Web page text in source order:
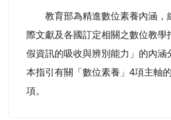
教育部為精進數位素養內涵，
際文獻及各國訂定相關之數位教學
假資訊的吸收與辨別能力」的內涵
本指引有關「數位素養」4項主軸
項。